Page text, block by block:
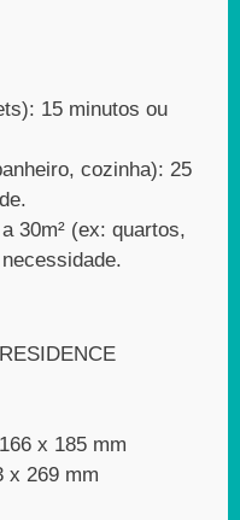
15 minutos ou
cozinha): 25
30m² (ex: quartos,
x 185 mm
x 269 mm